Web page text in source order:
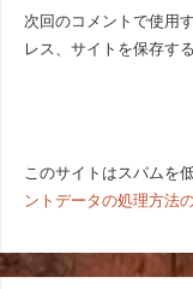
次回のコメントで使用
レス、サイトを保存する
このサイトはスパムを
ントデータの処理方法